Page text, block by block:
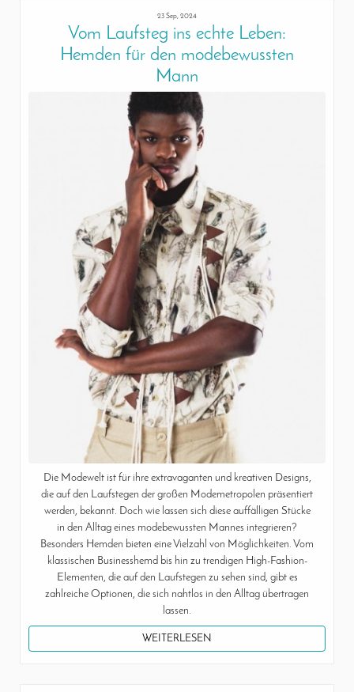
23 Sep, 2024
Vom Laufsteg ins echte Leben:
Hemden für den modebewussten
Mann
Die Modewelt ist für ihre extravaganten und kreativen Designs,
die auf den Laufstegen der großen Modemetropolen präsentiert
werden, bekannt. Doch wie lassen sich diese auffälligen Stücke
in den Alltag eines modebewussten Mannes integrieren?
Besonders Hemden bieten eine Vielzahl von Möglichkeiten. Vom
klassischen Businesshemd bis hin zu trendigen High-Fashion-
Elementen, die auf den Laufstegen zu sehen sind, gibt es
zahlreiche Optionen, die sich nahtlos in den Alltag übertragen
lassen.
WEITERLESEN